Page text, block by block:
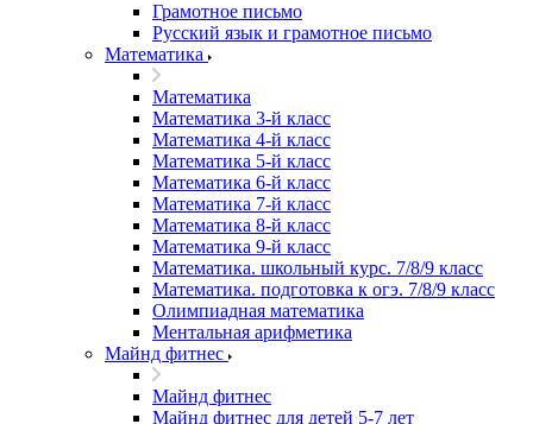
Грамотное письмо
Русский язык и грамотное письмо
Математика
Математика
Математика 3-й класс
Математика 4-й класс
Математика 5-й класс
Математика 6-й класс
Математика 7-й класс
Математика 8-й класс
Математика 9-й класс
Математика. школьный курс. 7/8/9 класс
Математика. подготовка к огэ. 7/8/9 класс
Олимпиадная математика
Ментальная арифметика
Майнд фитнес
Майнд фитнес
Майнд фитнес для детей 5-7 лет